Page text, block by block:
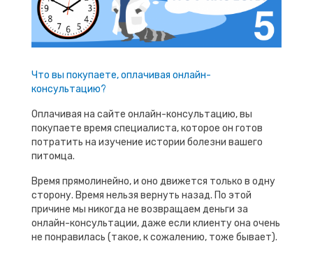
Что вы покупаете, оплачивая онлайн-
консультацию?
Оплачивая на сайте онлайн-консультацию, вы
покупаете время специалиста, которое он готов
потратить на изучение истории болезни вашего
питомца.
Время прямолинейно, и оно движется только в одну
сторону. Время нельзя вернуть назад. По этой
причине мы никогда не возвращаем деньги за
онлайн-консультации, даже если клиенту она очень
не понравилась (такое, к сожалению, тоже бывает).